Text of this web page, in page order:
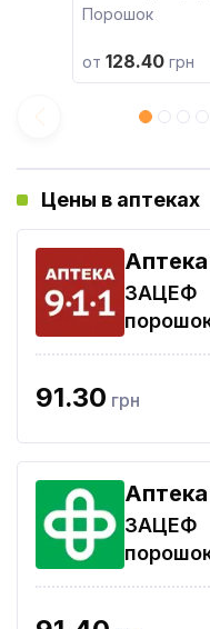
Порошок
от 128.40 грн
Цены в аптеках
Aптека
ЗАЦЕФ
91.30 грн
ЗАЦЕФ